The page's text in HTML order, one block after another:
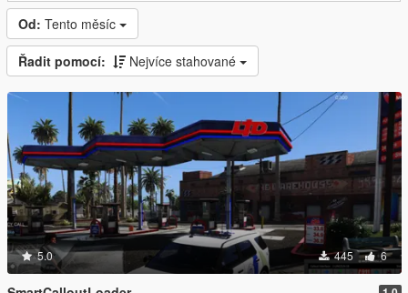
Od: Tento měsíc
Řadit pomocí: Nejvíce stahované
5.0 445 6